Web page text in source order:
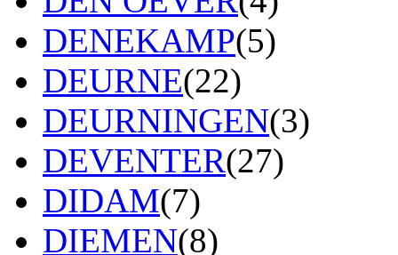
DENEKAMP(5)
DEURNE(22)
DEURNINGEN(3)
DEVENTER(27)
DIDAM(7)
DIEMEN(8)